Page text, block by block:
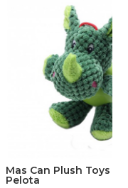
Mas Can Plush Toys
Pelota